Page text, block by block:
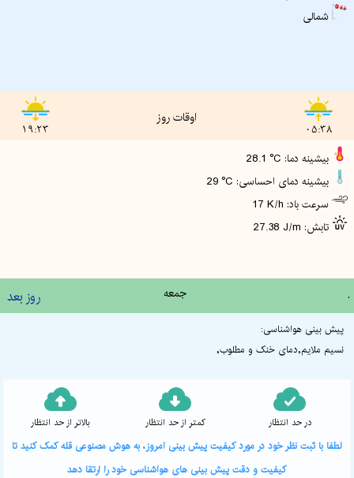
شمالی
19:23
اوقات روز
05:38
28.1 °C :بیشینه دما
29 °C :بیشینه دمای احساسی
17 K/h :سرعت باد
27.38 J/m :تابش
روز بعد جمعه .
پیش بینی هواشناسی:
نسیم ملایم,دمای خنک و مطلوب,
بالاتر از حد انتظار کمتر از حد انتظار در حد انتظار
لطفا با ثبت نظر خود در مورد کیفیت پیش بینی امروز، به هوش مصنوعی قله کمک کنید تا
کیفیت و دقت پیش بینی های هواشناسی خود را ارتقا دهد